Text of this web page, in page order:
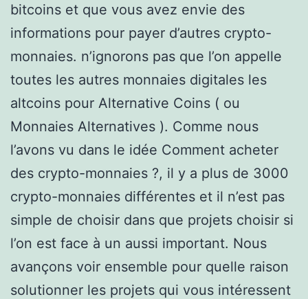
bitcoins et que vous avez envie des
informations pour payer d’autres crypto-
monnaies. n’ignorons pas que l’on appelle
toutes les autres monnaies digitales les
altcoins pour Alternative Coins ( ou
Monnaies Alternatives ). Comme nous
l’avons vu dans le idée Comment acheter
des crypto-monnaies ?, il y a plus de 3000
crypto-monnaies différentes et il n’est pas
simple de choisir dans que projets choisir si
l’on est face à un aussi important. Nous
avançons voir ensemble pour quelle raison
solutionner les projets qui vous intéressent